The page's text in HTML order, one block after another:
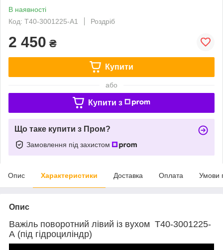
В наявності
Код: Т40-3001225-А1
Роздріб
2 450 ₴
Купити
або
Купити з
Що таке купити з Пром?
Замовлення під захистом
Опис Характеристики Доставка Оплата Умови
Опис
Важіль поворотний лівий із вухом Т40-3001225-
А (під гідроциліндр)